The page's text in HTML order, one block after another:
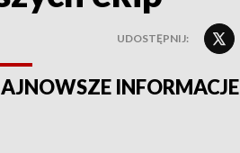
UDOSTĘPNIJ:
INFORMACJE